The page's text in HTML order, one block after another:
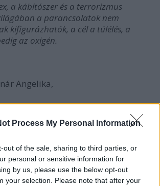
Process My Personal Information
out of the sale, sharing to third parties, or
personal or sensitive information for
by us, please use the below opt-out
your selection. Please note that after your
a kábítószer és a terrorizmus
a parancsolatok nem
kifigurázhatók, a cél a túlélés, a
az oxigén.
Angelika,
László.